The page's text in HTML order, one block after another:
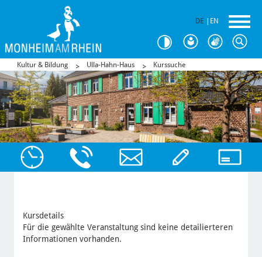
DE EN
Kultur & Bildung Ulla-Hahn-Haus Kurssuche
Kursdetails
Für die gewählte Veranstaltung sind keine detailierteren
Informationen vorhanden.